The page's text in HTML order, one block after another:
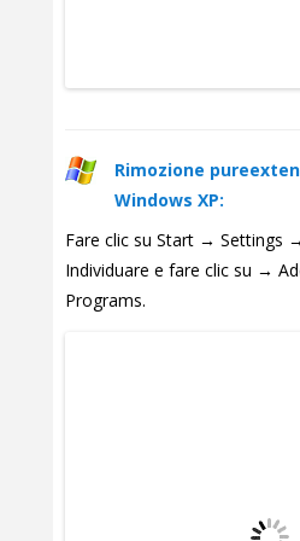
Rimozione
Windows XP:
Fare clic su Start → Settings
Individuare e fare clic su →
Programs.